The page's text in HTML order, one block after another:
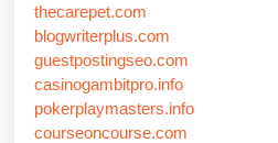
thecarepet.com
blogwriterplus.com
guestpostingseo.com
casinogambitpro.info
pokerplaymasters.info
courseoncourse.com